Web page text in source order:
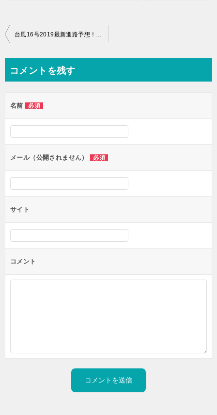
投
ビ
ー
シ
ン
台風16号2019最新進路予想！関東千葉にいつ上陸？現在地と米軍、ヨーロッパ情報
コメントを残す
名前 必須
メール（公開されません） 必須
サイト
コメント